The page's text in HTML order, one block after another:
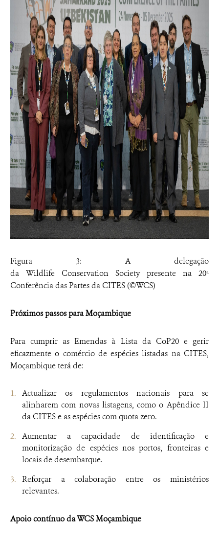
Figura 3: A delegação
da Wildlife Conservation Society presente na 20ª
Conferência das Partes da CITES (©WCS)
Próximos passos para Moçambique
Para cumprir as Emendas à Lista da CoP20 e gerir
eficazmente o comércio de espécies listadas na CITES,
Moçambique terá de:
Actualizar os regulamentos nacionais para se
alinharem com novas listagens, como o Apêndice II
da CITES e as espécies com quota zero.
Aumentar a capacidade de identificação e
monitorização de espécies nos portos, fronteiras e
locais de desembarque.
Reforçar a colaboração entre os ministérios
relevantes.
Apoio contínuo da WCS Moçambique